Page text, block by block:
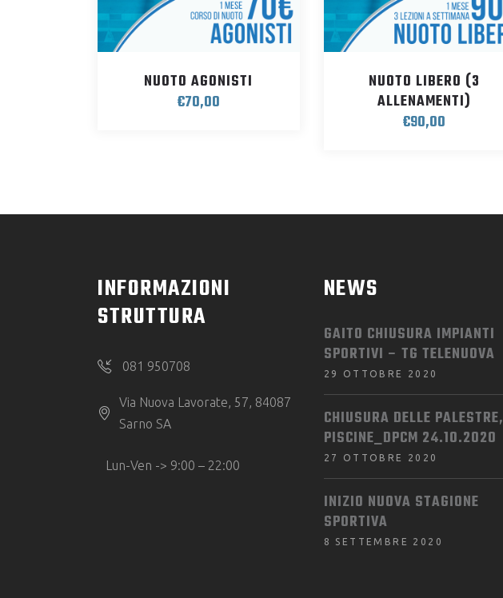
NUOTO AGONISTI
€70,00
NUOTO LIBERO (3
ALLENAMENTI)
€90,00
INFORMAZIONI
STRUTTURA
081 950708
Via Nuova Lavorate, 57, 84087
Sarno SA
Lun-Ven -> 9:00 – 22:00
NEWS
GAITO CHIUSURA IMPIANTI
SPORTIVI – TG TELENUOVA
29 OTTOBRE 2020
CHIUSURA DELLE PALESTRE,
PISCINE_DPCM 24.10.2020
27 OTTOBRE 2020
INIZIO NUOVA STAGIONE
SPORTIVA
8 SETTEMBRE 2020